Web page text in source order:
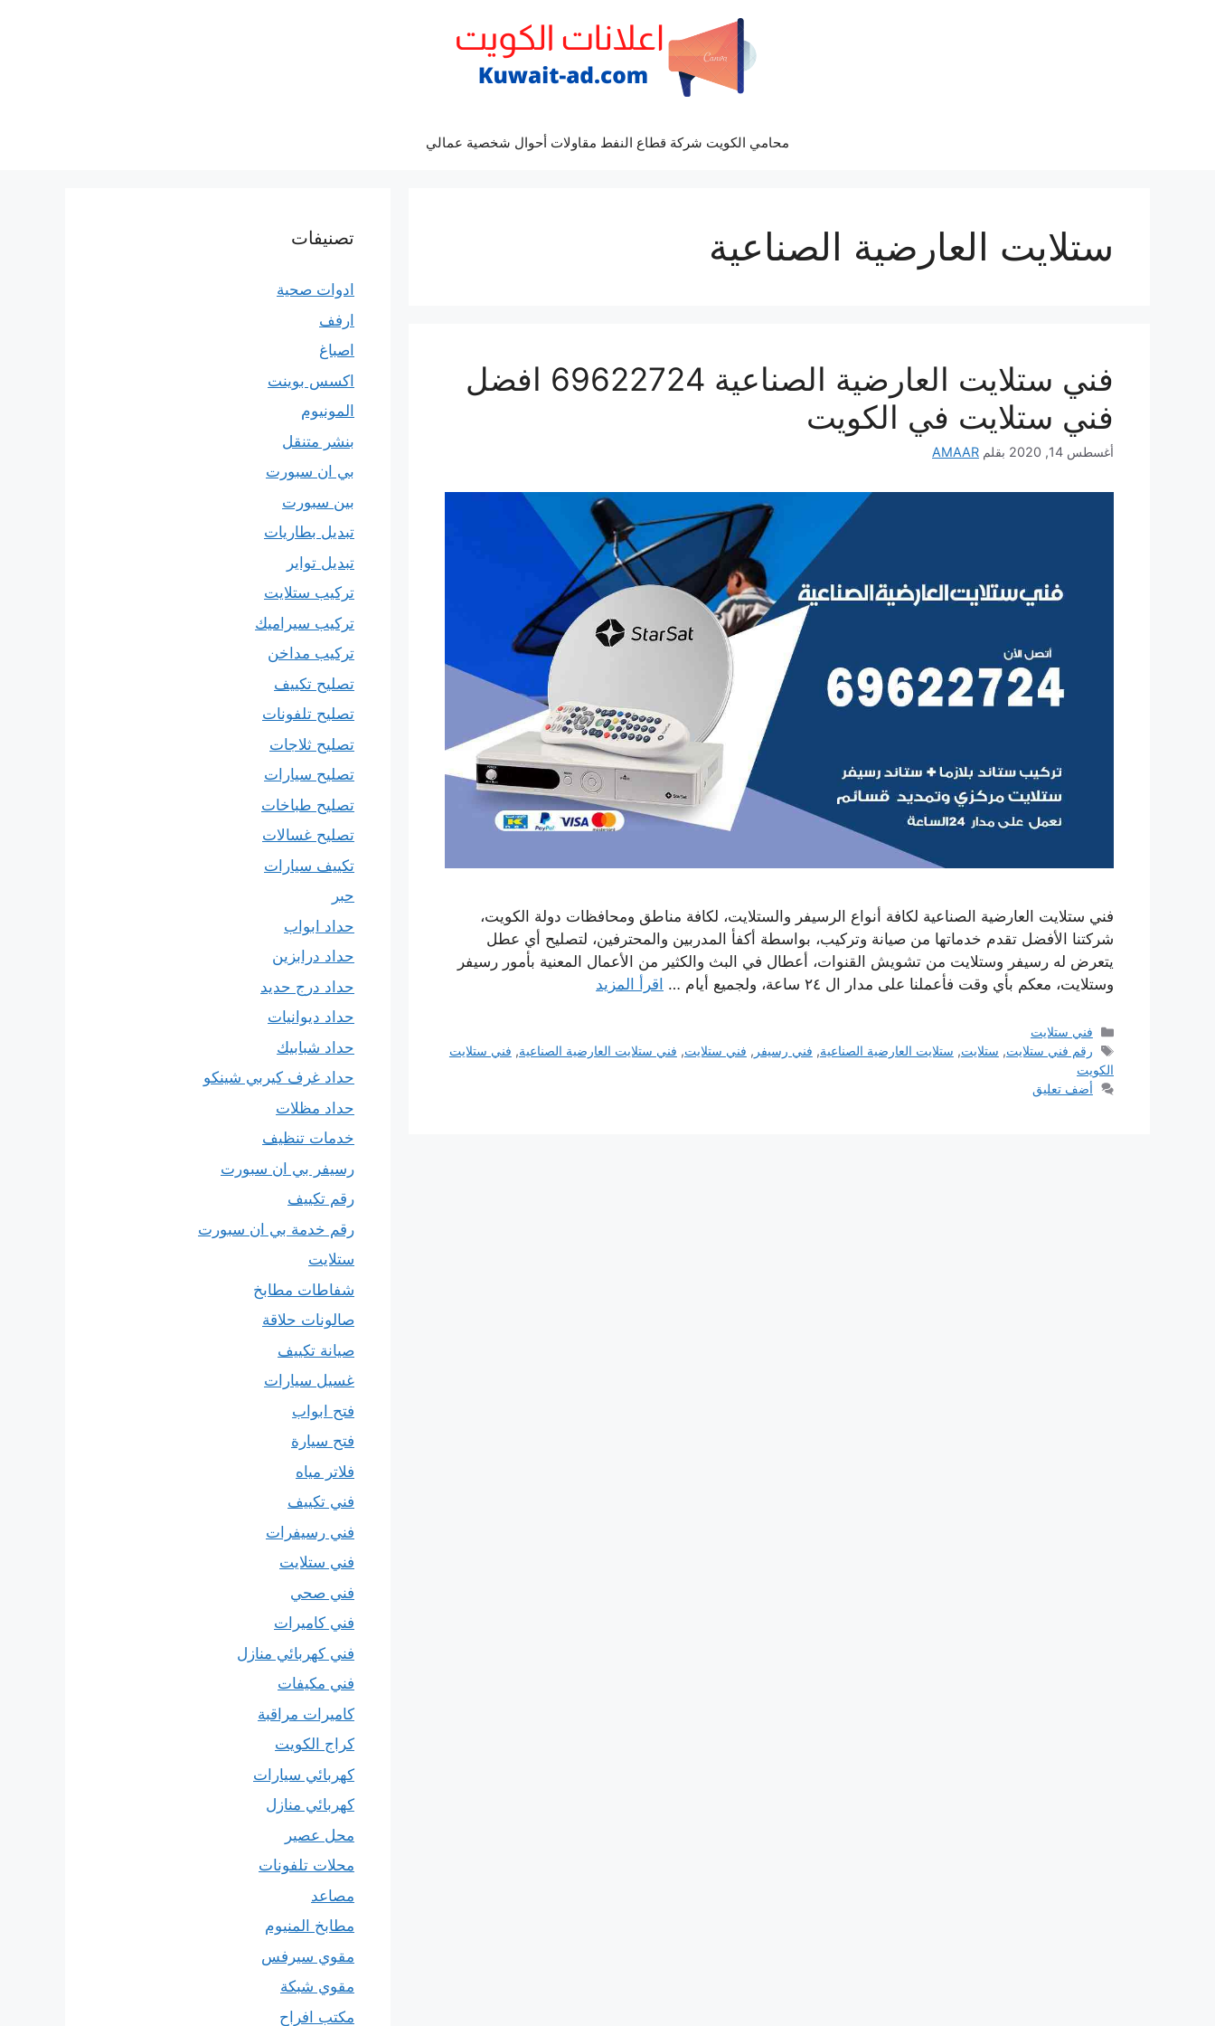
محامي الكويت شركة قطاع النفط مقاولات أحوال شخصية عمالي
ستلايت العارضية الصناعية
فني ستلايت العارضية الصناعية 69622724 افضل
فني ستلايت في الكويت
أغسطس 14, 2020 بقلم AMAAR
فني ستلايت العارضية الصناعية لكافة أنواع الرسيفر والستلايت، لكافة مناطق ومحافظات دولة الكويت،
شركتنا الأفضل تقدم خدماتها من صيانة وتركيب، بواسطة أكفأ المدربين والمحترفين، لتصليح أي عطل
يتعرض له رسيفر وستلايت من تشويش القنوات، أعطال في البث والكثير من الأعمال المعنية بأمور رسيفر
وستلايت، معكم بأي وقت فأعملنا على مدار ال ٢٤ ساعة، ولجميع أيام …
اقرأ المزيد
التصنيفات
فني ستلايت
الوسوم
رقم فني ستلايت, ستلايت, ستلايت العارضية الصناعية, فني رسيفر , فني ستلايت, فني ستلايت العارضية الصناعية, فني ستلايت
الكويت
أضف تعليق
تصنيفات
ادوات صحية
ارفف
اصباغ
اكسس بوينت
المونيوم
بنشر متنقل
بي ان سبورت
بين سبورت
تبديل بطاريات
تبديل تواير
تركيب ستلايت
تركيب سيراميك
تركيب مداخن
تصليح تكييف
تصليح تلفونات
تصليح ثلاجات
تصليح سيارات
تصليح طباخات
تصليح غسالات
تكييف سيارات
حبر
حداد ابواب
حداد درابزين
حداد درج حديد
حداد ديوانيات
حداد شبابيك
حداد غرف كيربي شينكو
حداد مظلات
خدمات تنظيف
رسيفر بي ان سبورت
رقم تكييف
رقم خدمة بي ان سبورت
ستلايت
شفاطات مطابخ
صالونات حلاقة
صيانة تكييف
غسيل سيارات
فتح ابواب
فتح سيارة
فلاتر مياه
فني تكييف
فني رسيفرات
فني ستلايت
فني صحي
فني كاميرات
فني كهربائي منازل
فني مكيفات
كاميرات مراقبة
كراج الكويت
كهربائي سيارات
كهربائي منازل
محل عصير
محلات تلفونات
مصاعد
مطابخ المنيوم
مقوي سيرفس
مقوي شبكة
مكتب افراح